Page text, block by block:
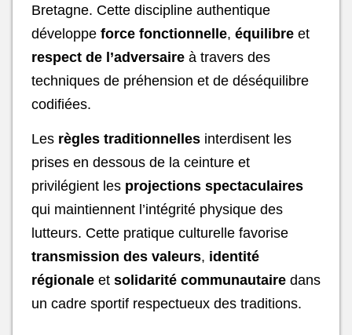
Bretagne. Cette discipline authentique
développe force fonctionnelle, équilibre et
respect de l’adversaire à travers des
techniques de préhension et de déséquilibre
codifiées.
Les règles traditionnelles interdisent les
prises en dessous de la ceinture et
privilégient les projections spectaculaires
qui maintiennent l’intégrité physique des
lutteurs. Cette pratique culturelle favorise
transmission des valeurs, identité
régionale et solidarité communautaire dans
un cadre sportif respectueux des traditions.